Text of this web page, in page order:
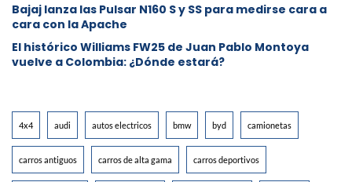
Bajaj lanza las Pulsar N160 S y SS para medirse cara a
cara con la Apache
El histórico Williams FW25 de Juan Pablo Montoya
vuelve a Colombia: ¿Dónde estará?
4x4 audi autos electricos bmw byd camionetas
carros antiguos carros de alta gama carros deportivos